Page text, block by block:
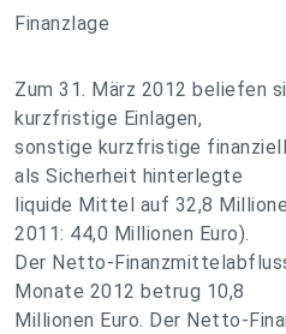
Finanzlage
Zum 31. März 2012 beliefen
kurzfristige Einlagen,
sonstige kurzfristige
als Sicherheit hinterlegte
liquide Mittel auf 32,8
2011: 44,0 Millionen Euro).
Der Netto-
Monate 2012 betrug 10,8
Millionen Euro. Der Netto-